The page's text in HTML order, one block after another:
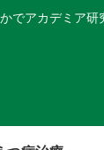
アカデミア研